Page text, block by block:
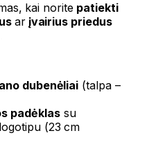
kai norite patiekti
arįvairius priedus
dubenėliai (talpa –
padėklassu
(23 cm